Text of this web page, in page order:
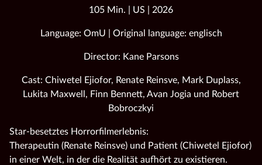
105 Min. | US | 2026
Language: OmU | Original language: englisch
Director: Kane Parsons
Cast: Chiwetel Ejiofor, Renate Reinsve, Mark Duplass,
Lukita Maxwell, Finn Bennett, Avan Jogia und Robert
Bobroczkyi
Star-besetztes Horrorfilmerlebnis:
Therapeutin (Renate Reinsve) und Patient (Chiwetel Ejiofor)
in einer Welt, in der die Realität aufhört zu existieren.